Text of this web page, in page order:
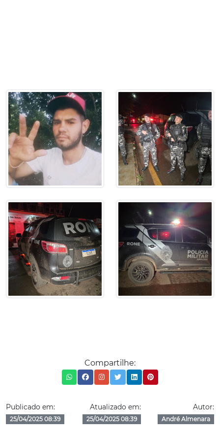
Compartilhe:
Publicado em:
25/04/2025 08:39
Atualizado em:
25/04/2025 08:39
Autor:
André Almenara